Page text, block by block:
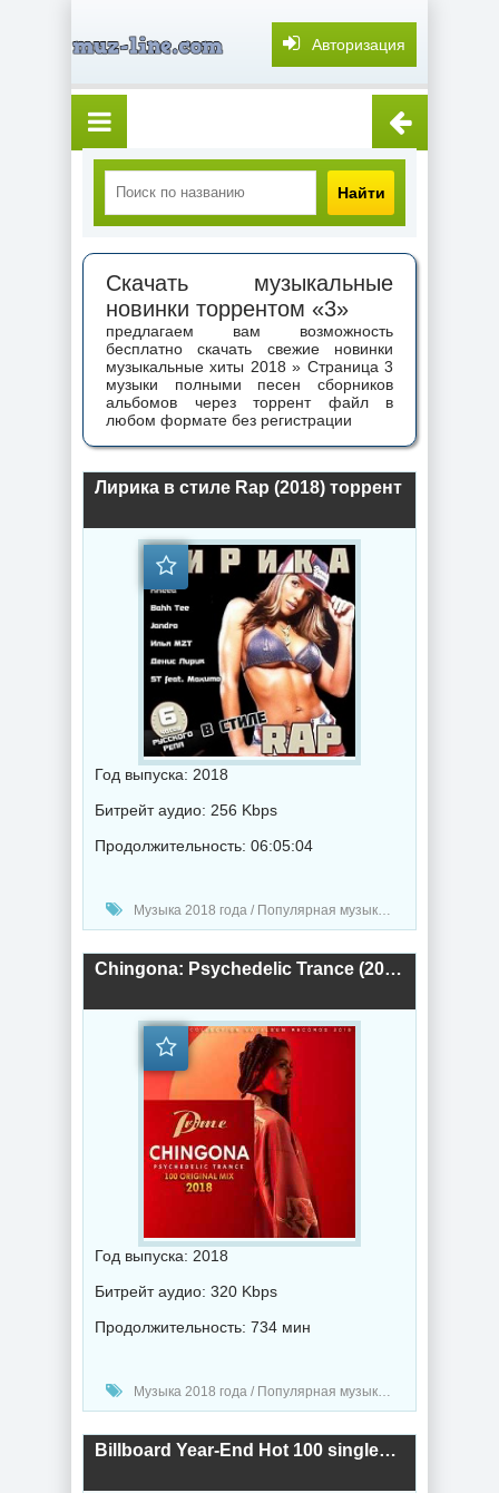
Авторизация
Найти
Скачать музыкальные
новинки торрентом «3»
предлагаем вам возможность
бесплатно скачать свежие новинки
музыкальные хиты 2018 » Страница 3
музыки полными песен сборников
альбомов через торрент файл в
любом формате без регистрации
Лирика в стиле Rap (2018) торрент
Год выпуска: 2018
Битрейт аудио: 256 Kbps
Продолжительность: 06:05:04
Музыка 2018 года / Популярная музыка / Рэп - хип хоп музыка
Chingona: Psychedelic Trance (2018) торрент
Год выпуска: 2018
Битрейт аудио: 320 Kbps
Продолжительность: 734 мин
Музыка 2018 года / Популярная музыка / Электронная музыка / Транс музыка
Billboard Year-End Hot 100 singles Chart 2018 (2018) торрент